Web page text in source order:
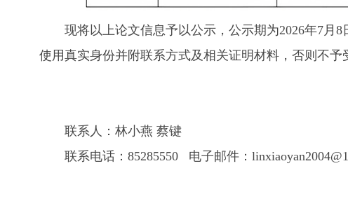
现将以上论文信息予以公示，公示期为2026年7月
使用真实身份并附联系方式及相关证明材料，否则不予
联系人：林小燕 蔡键
联系电话：85285550 电子邮件：